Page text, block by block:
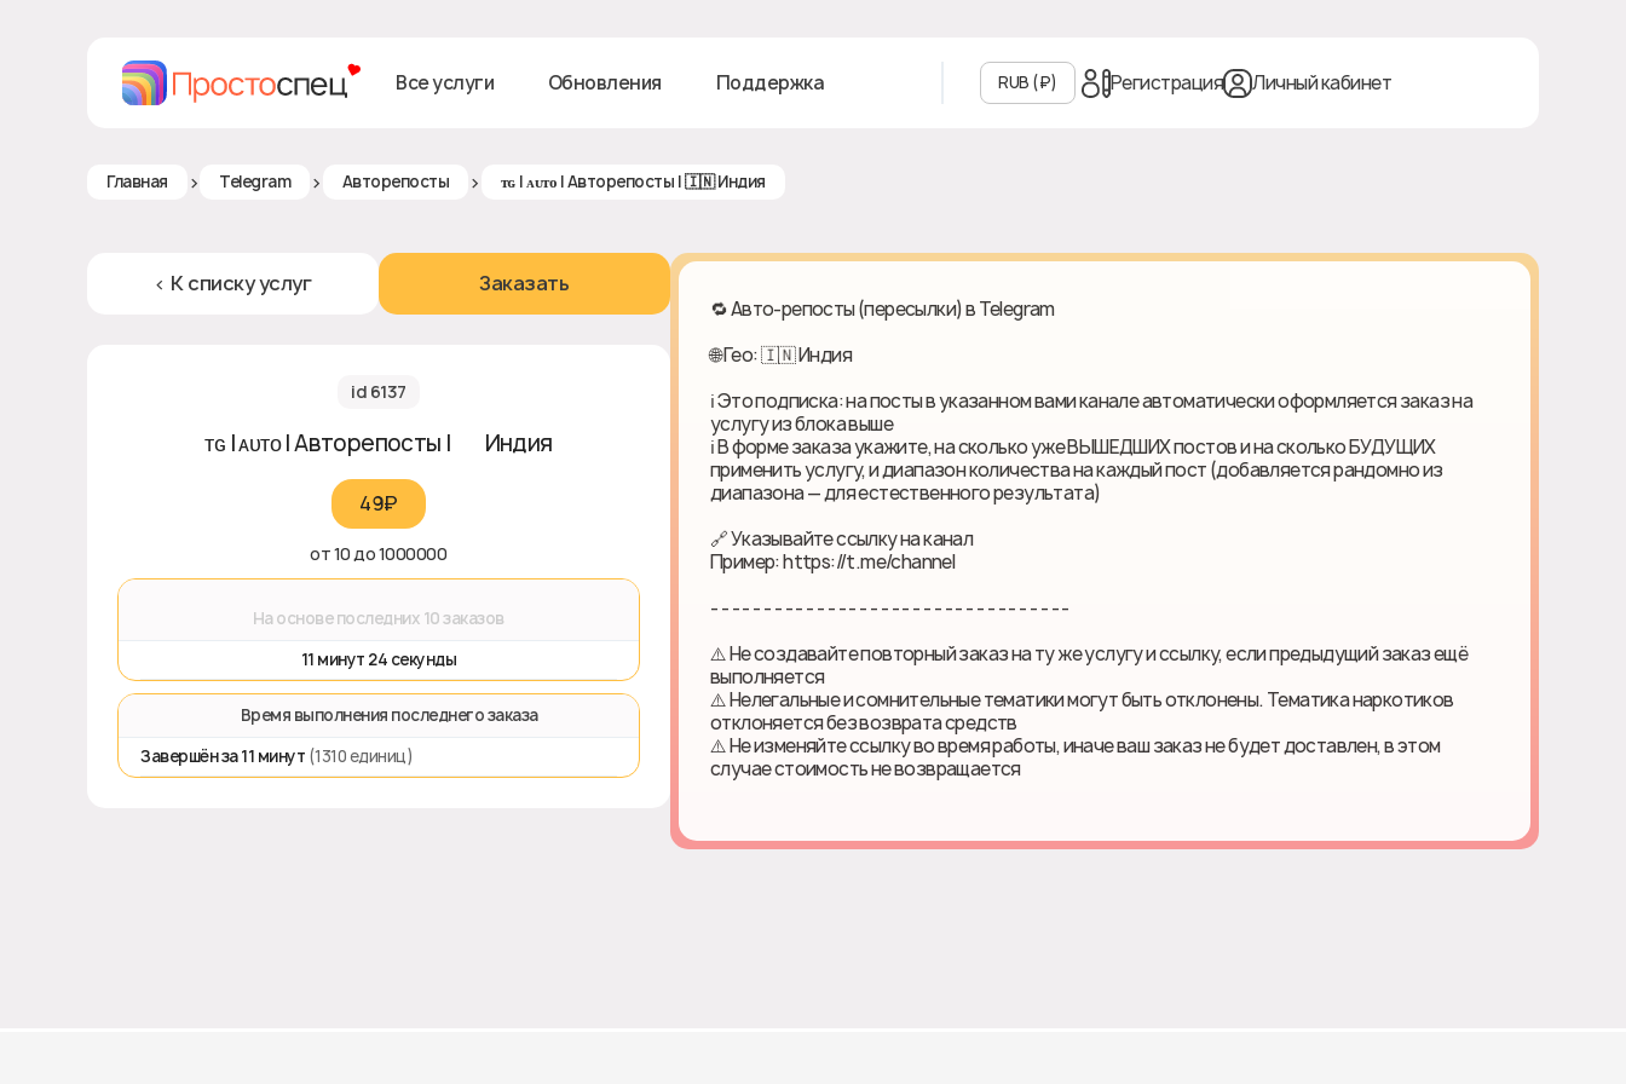
Все услуги Обновления Поддержка RUB (₽‎) Регистрация Личный кабинет
Главная > Telegram > Авторепосты > ᴛɢ | ᴀᴜᴛᴏ | Авторепосты | 🇮🇳 Индия
< К списку услуг Заказать
id 6137
ᴛɢ | ᴀᴜᴛᴏ | Авторепосты | 🇮🇳 Индия
49₽‎
от 10 до 1000000
На основе последних 10 заказов
11 минут 24 секунды
⏱️ Время выполнения последнего заказа
Завершён за 11 минут (1310 единиц)
🔁 Авто-репосты (пересылки) в Telegram
🌐 Гео: 🇮🇳 Индия
ℹ️ Это подписка: на посты в указанном вами канале автоматически оформляется заказ на
услугу из блока выше
ℹ️ В форме заказа укажите, на сколько уже ВЫШЕДШИХ постов и на сколько БУДУЩИХ
применить услугу, и диапазон количества на каждый пост (добавляется рандомно из
диапазона — для естественного результата)
🔗 Указывайте ссылку на канал
Пример: https://t.me/channel
- - - - - - - - - - - - - - - - - - - - - - - - - - - - - - - - - -
⚠️ Не создавайте повторный заказ на ту же услугу и ссылку, если предыдущий заказ ещё
выполняется
⚠️ Нелегальные и сомнительные тематики могут быть отклонены. Тематика наркотиков
отклоняется без возврата средств
⚠️ Не изменяйте ссылку во время работы, иначе ваш заказ не будет доставлен, в этом
случае стоимость не возвращается